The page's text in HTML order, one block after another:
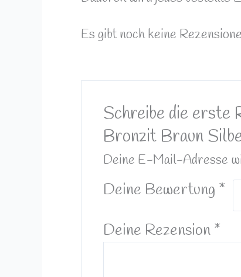
Es gibt noch keine
Schreibe die erste
Bronzit Braun
Deine E-Mail-Adresse
Deine Bewertung *
Deine Rezension*